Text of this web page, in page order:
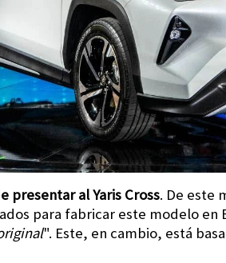
presentar al Yaris Cross. De este
para fabricar este modelo en
". Este, en cambio, está